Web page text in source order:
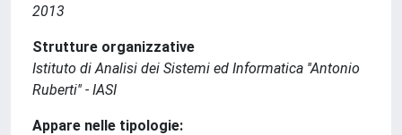
2013
Strutture organizzative
Istituto di Analisi dei Sistemi ed Informatica ''Antonio
Ruberti'' - IASI
Appare nelle tipologie: